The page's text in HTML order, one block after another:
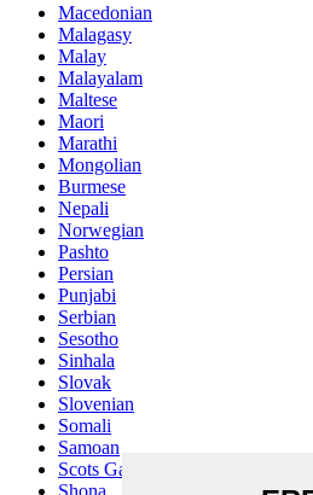
Macedonian
Malagasy
Malay
Malayalam
Maltese
Maori
Marathi
Mongolian
Burmese
Nepali
Norwegian
Pashto
Persian
Punjabi
Serbian
Sesotho
Sinhala
Slovak
Slovenian
Somali
Samoan
Scots Gaelic
Shona